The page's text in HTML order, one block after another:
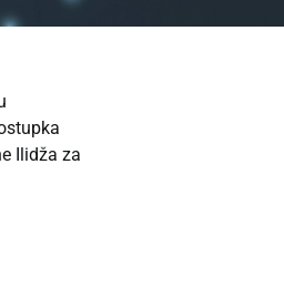
Ilidža za